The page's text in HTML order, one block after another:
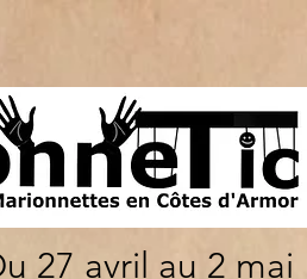
27 avril au 2 mai​